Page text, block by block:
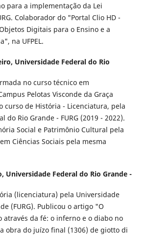
para a implementação da Lei
Colaborador do "Portal Clio HD -
Digitais para o Ensino e a
na UFPEL.
Universidade Federal do Rio
no curso técnico em
Pelotas Visconde da Graça
curso de História - Licenciatura, pela
do Rio Grande - FURG (2019 - 2022).
Social e Patrimônio Cultural pela
Ciências Sociais pela mesma
Universidade Federal do Rio Grande -
(licenciatura) pela Universidade
(FURG). Publicou o artigo "O
através da fé: o inferno e o diabo no
obra do juízo final (1306) de giotto di